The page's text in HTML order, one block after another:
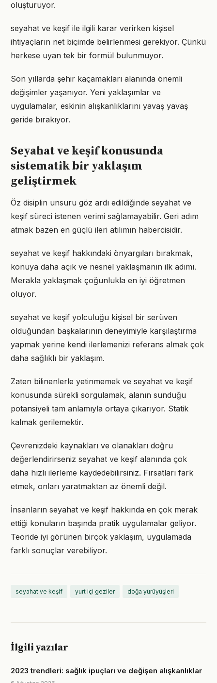
oluşturuyor.
seyahat ve keşif ile ilgili karar verirken kişisel
ihtiyaçların net biçimde belirlenmesi gerekiyor. Çünkü
herkese uyan tek bir formül bulunmuyor.
Son yıllarda şehir kaçamakları alanında önemli
değişimler yaşanıyor. Yeni yaklaşımlar ve
uygulamalar, eskinin alışkanlıklarını yavaş yavaş
geride bırakıyor.
Seyahat ve keşif konusunda
sistematik bir yaklaşım
geliştirmek
Öz disiplin unsuru göz ardı edildiğinde seyahat ve
keşif süreci istenen verimi sağlamayabilir. Geri adım
atmak bazen en güçlü ileri atılımın habercisidir.
seyahat ve keşif hakkındaki önyargıları bırakmak,
konuya daha açık ve nesnel yaklaşmanın ilk adımı.
Merakla yaklaşmak çoğunlukla en iyi öğretmen
oluyor.
seyahat ve keşif yolculuğu kişisel bir serüven
olduğundan başkalarının deneyimiyle karşılaştırma
yapmak yerine kendi ilerlemenizi referans almak çok
daha sağlıklı bir yaklaşım.
Zaten bilinenlerle yetinmemek ve seyahat ve keşif
konusunda sürekli sorgulamak, alanın sunduğu
potansiyeli tam anlamıyla ortaya çıkarıyor. Statik
kalmak gerilemektir.
Çevrenizdeki kaynakları ve olanakları doğru
değerlendirirseniz seyahat ve keşif alanında çok
daha hızlı ilerleme kaydedebilirsiniz. Fırsatları fark
etmek, onları yaratmaktan az önemli değil.
İnsanların seyahat ve keşif hakkında en çok merak
ettiği konuların başında pratik uygulamalar geliyor.
Teoride iyi görünen birçok yaklaşım, uygulamada
farklı sonuçlar verebiliyor.
seyahat ve keşif yurt içi geziler doğa yürüyüşleri
İlgili yazılar
2023 trendleri: sağlık ipuçları ve değişen alışkanlıklar